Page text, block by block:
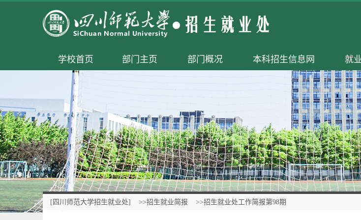
学校首页 部门主页 部门概况 本科招生信息网 就
[四川师范大学招生就业处] >>招生就业简报 >>招生就业处工作简报第98期